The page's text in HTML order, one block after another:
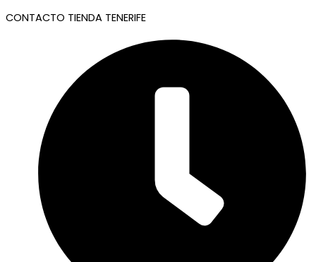
CONTACTO TIENDA TENERIFE